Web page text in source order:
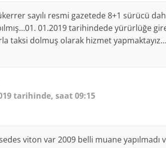
sayılı resmi gazetede 8+1 sürücü
01.2019 tarihindede yürürlüğe
taksi dolmuş olarak hizmet yapmaktayız…
tarihinde, saat 09:15
viton var 2009 belli muane yapılmadı